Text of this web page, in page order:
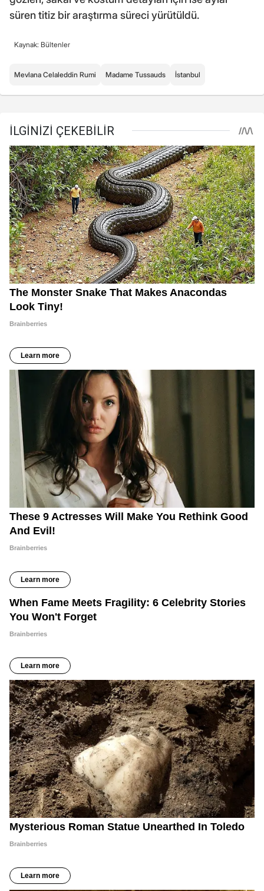
süren titiz bir araştırma süreci yürütüldü.
Kaynak: Bültenler
Mevlana Celaleddin Rumi Madame Tussauds İstanbul